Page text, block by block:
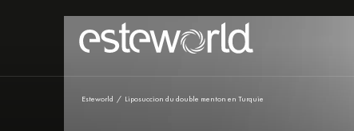
Esteworld / Liposuccion du double menton en Turquie